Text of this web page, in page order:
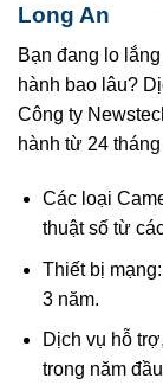
Long An
Bạn đang lo
hành bao lâu?
Công ty
hành từ 24
Các loại
thuật số từ
Thiết bị
3 năm.
Dịch vụ hỗ
trong năm